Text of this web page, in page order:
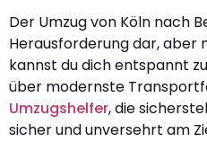
Der Umzug von Köln nach
Herausforderung dar, aber
kannst du dich entspannt
über modernste
Umzugshelfer, die
sicher und unversehrt am